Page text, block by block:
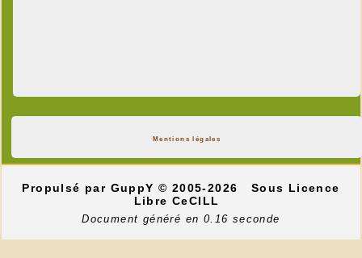
Mentions légales
Propulsé par GuppY© 2005-2026
Sous Licence
Libre CeCILL
Document généré en 0.16 seconde